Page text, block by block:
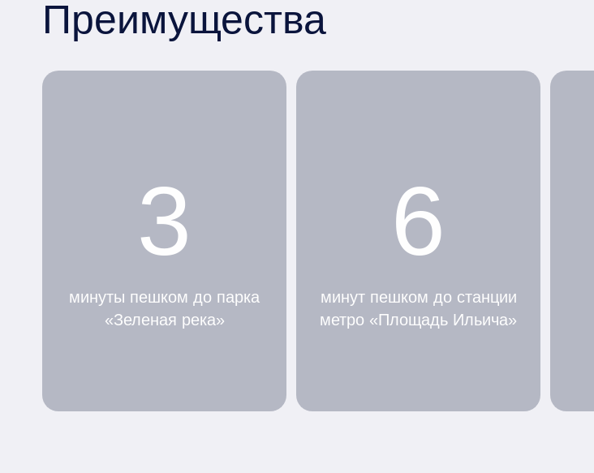
Преимущества
3
минуты пешком до парка
«Зеленая река»
6
минут пешком до станции
метро «Площадь Ильича»